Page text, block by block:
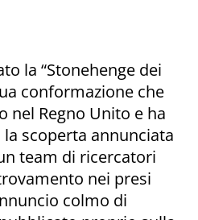
la “Stonehenge dei
conformazione che
nel Regno Unito e ha
la scoperta annunciata
team di ricercatori
nei presi
colmo di